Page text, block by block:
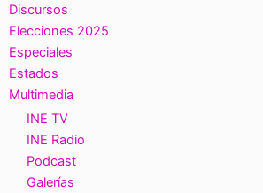
Discursos
Elecciones 2025
Especiales
Estados
Multimedia
INE TV
INE Radio
Podcast
Galerías